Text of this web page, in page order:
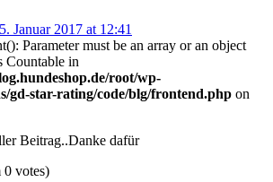
Januar 2017 at 12:41
Parameter must be an array or an object
Countable in
root/wp-
gd-star-rating/code/blg/frontend.php on
Beitrag..Danke dafür
0 votes)